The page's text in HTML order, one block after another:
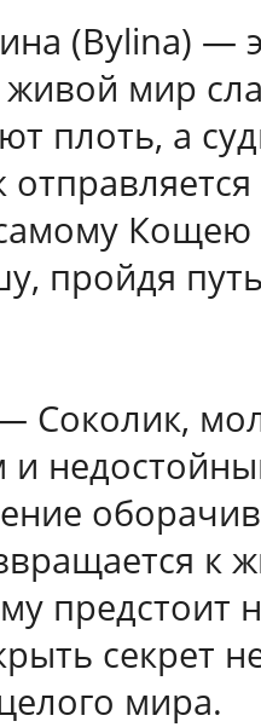
(Bylina) —
мир
плоть, а
Кощею
пройдя
Соколик,
к
предстоит
секрет
мира.